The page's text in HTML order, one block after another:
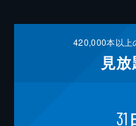
420,000本以上
見放
31